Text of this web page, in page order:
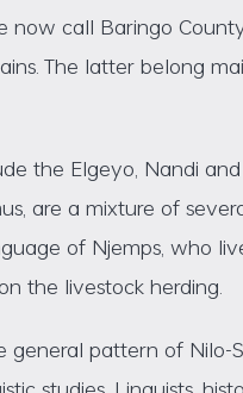
call Baringo
The latter belong
the Elgeyo, Nandi
are a mixture of
of Njemps, who
the livestock herding.
pattern of Nilo-